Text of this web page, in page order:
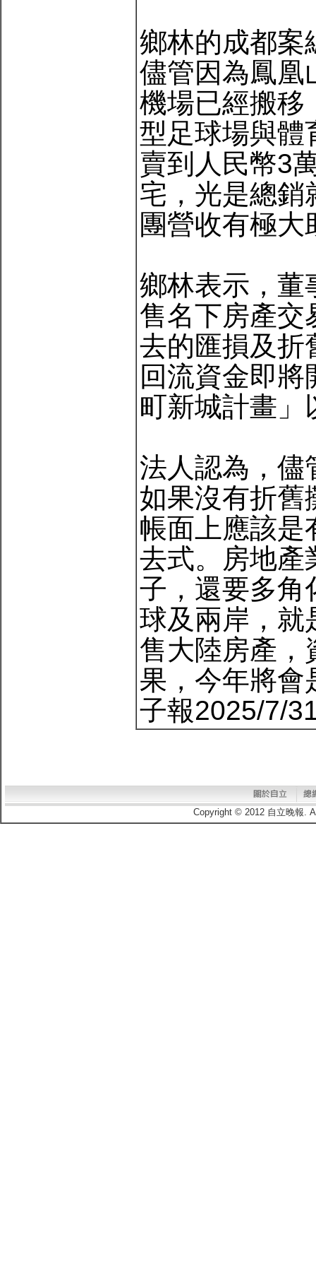
鄉林的成都案
儘管因為鳳凰
機場已經搬移
型足球場與體
賣到人民幣3
宅，光是總銷
團營收有極
鄉林表示，董
售名下房產交
去的匯損及折
回流資金即
町新城計畫」
法人認為，儘
如果沒有折舊
帳面上應該是
去式。房地產
子，還要多角
球及兩岸，就
售大陸房產，
果，今年將會
子報2025/7/
Copyright © 2012 自立晚報.